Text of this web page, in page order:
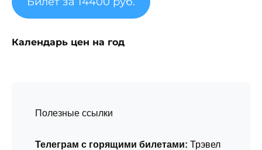
Календарь цен на год
Полезные ссылки
Телеграм с горящими билетами: Трэвел